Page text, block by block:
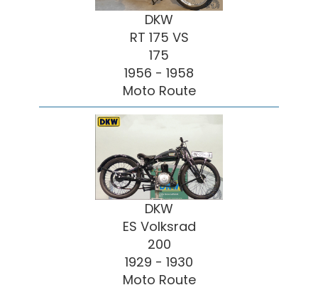
DKW
RT 175 VS
175
1956 - 1958
Moto Route
DKW
ES Volksrad
200
1929 - 1930
Moto Route